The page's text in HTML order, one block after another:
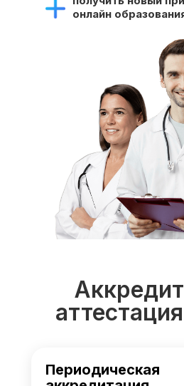
онлайн
Периодическая